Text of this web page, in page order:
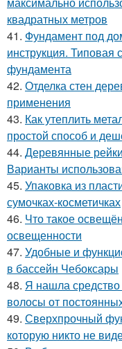
квадратных метров
41. Фундамент под
инструкция. Типовая
фундамента
42. Отделка стен
применения
43. Как утеплить
простой способ и
44. Деревянные
Варианты
45. Упаковка из
сумочках-косметичках
46. Что такое
освещенности
47. Удобные и
в бассейн Чебоксары
48. Я нашла
волосы от
49. Сверхпрочный
которую никто не